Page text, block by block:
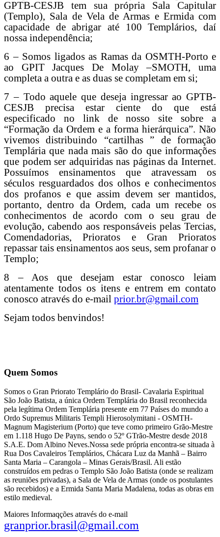
GPTB-CESJB tem sua própria Sala Capitular
(Templo), Sala de Vela de Armas e Ermida com
capacidade de abrigar até 100 Templários, daí
nossa independência;
6 – Somos ligados as Ramas da OSMTH-Porto e
ao GPIT Jacques De Molay –SMOTH, uma
completa a outra e as duas se completam em si;
7 – Todo aquele que deseja ingressar ao GPTB-
CESJB precisa estar ciente do que está
especificado no link de nosso site sobre a
“Formação da Ordem e a forma hierárquica”. Não
vivemos distribuindo “cartilhas ” de formação
Templária que nada mais são do que informações
que podem ser adquiridas nas páginas da Internet.
Possuímos ensinamentos que atravessam os
séculos resguardados dos olhos e conhecimentos
dos profanos e que assim devem ser mantidos,
portanto, dentro da Ordem, cada um recebe os
conhecimentos de acordo com o seu grau de
evolução, cabendo aos responsáveis pelas Tercias,
Comendadorias, Prioratos e Gran Prioratos
repassar tais ensinamentos aos seus, sem profanar o
Templo;
8 – Aos que desejam estar conosco leiam
atentamente todos os itens e entrem em contato
conosco através do e-mail prior.br@gmail.com
Sejam todos benvindos!
Quem Somos
Somos o Gran Priorato Templário do Brasil- Cavalaria Espiritual
São João Batista, a única Ordem Templária do Brasil reconhecida
pela legítima Ordem Templária presente em 77 Países do mundo a
Ordo Supremus Militaris Templi Hierosolymitani - OSMTH-
Magnum Magisterium (Porto) que teve como primeiro Grão-Mestre
em 1.118 Hugo De Payns, sendo o 52º GTrão-Mestre desde 2018
S.A.E. Dom Albino Neves.Nossa sede própria encontra-se situada à
Rua Dos Cavaleiros Templários, Chácara Luz da Manhã – Bairro
Santa Maria – Carangola – Minas Gerais/Brasil. Ali estão
construídos em pedras o Templo São João Batista (onde se realizam
as reuniões privadas), a Sala de Vela de Armas (onde os postulantes
são recebidos) e a Ermida Santa Maria Madalena, todas as obras em
estilo medieval.
Maiores Informaqções através do e-mail
granprior.brasil@gmail.com